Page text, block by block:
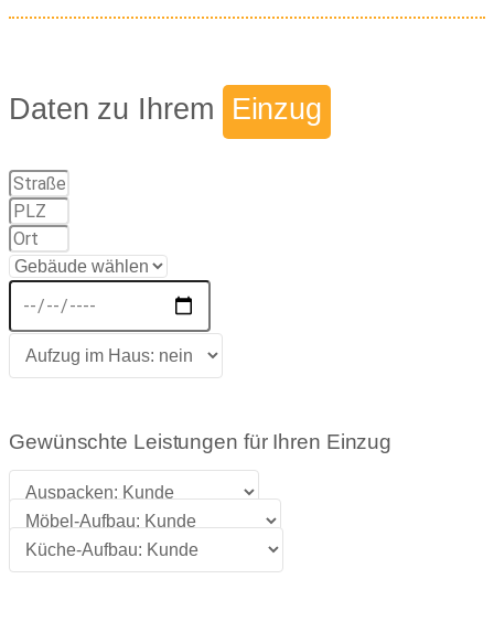
Daten zu Ihrem Einzug
Gewünschte Leistungen für Ihren Einzug